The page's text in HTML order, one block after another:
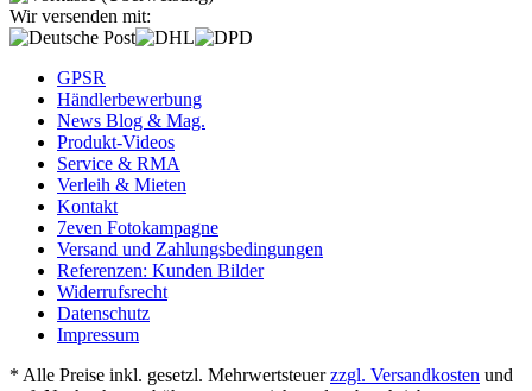
Wir versenden mit:
GPSR
Händlerbewerbung
News Blog & Mag.
Produkt-Videos
Service & RMA
Verleih & Mieten
Kontakt
7even Fotokampagne
Versand und Zahlungsbedingungen
Referenzen: Kunden Bilder
Widerrufsrecht
Datenschutz
Impressum
* Alle Preise inkl. gesetzl. Mehrwertsteuerzzgl. Versandkosten und